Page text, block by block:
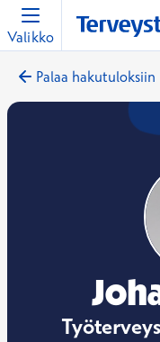
Valikko
Palaa hakutuloksiin